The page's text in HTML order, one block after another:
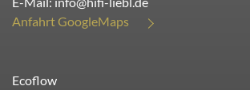
Anfahrt GoogleMaps
Ecoflow